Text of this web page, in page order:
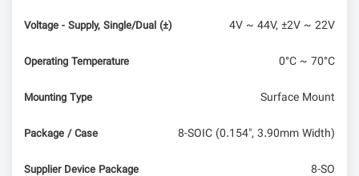
Voltage - Supply, Single/Dual (±) 4V ~ 44V, ±2V ~ 22V
Operating Temperature 0°C ~ 70°C
Mounting Type Surface Mount
Package / Case 8-SOIC (0.154", 3.90mm Width)
Supplier Device Package 8-SO